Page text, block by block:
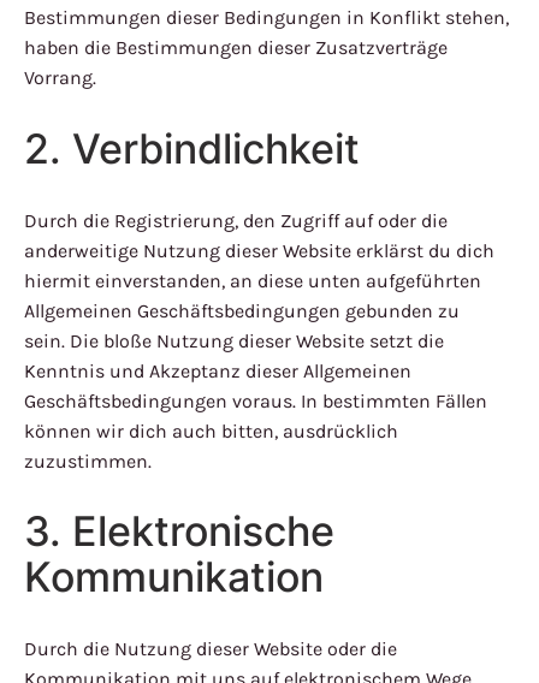
Bestimmungen dieser Bedingungen in Konflikt stehen,
haben die Bestimmungen dieser Zusatzverträge
Vorrang.
2. Verbindlichkeit
Durch die Registrierung, den Zugriff auf oder die
anderweitige Nutzung dieser Website erklärst du dich
hiermit einverstanden, an diese unten aufgeführten
Allgemeinen Geschäftsbedingungen gebunden zu
sein. Die bloße Nutzung dieser Website setzt die
Kenntnis und Akzeptanz dieser Allgemeinen
Geschäftsbedingungen voraus. In bestimmten Fällen
können wir dich auch bitten, ausdrücklich
zuzustimmen.
3. Elektronische
Kommunikation
Durch die Nutzung dieser Website oder die